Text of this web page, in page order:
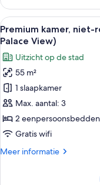
laden
kamer,
niet-
roken,
uitzicht
de
stad
(Palace
View)
Alle
foto's
voor
Premium
kamer,
niet-
roken,
uitzicht
op
stad
5
Premium kamer, niet-
Palace View)
Uitzicht op de stad
55 m²
1 slaapkamer
Max. aantal: 3
2 eenpersoonsbedden
Gratis wifi
Meer informatie
Meer